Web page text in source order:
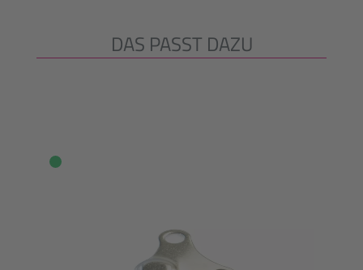
Produktgalerie überspringen
DAS PASST DAZU